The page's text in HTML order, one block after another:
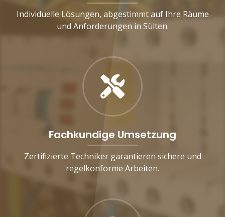
Individuelle Lösungen, abgestimmt auf Ihre Räume
und Anforderungen in Sülten.
Fachkundige Umsetzung
Zertifizierte Techniker garantieren sichere und
regelkonforme Arbeiten.